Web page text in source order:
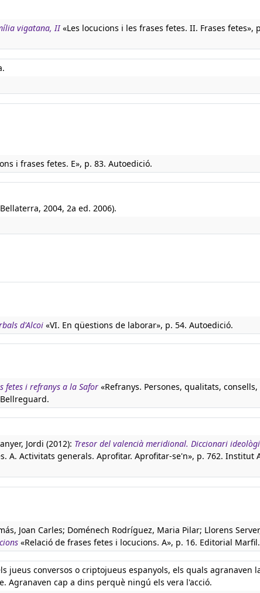
vigatana, II«Les locucions i les frases fetes. II. Frases fetes»,
i frases fetes. E», p. 83. Autoedició.
2004, 2a ed. 2006).
d'Alcoi «VI. En qüestions de laborar», p. 54. Autoedició.
fetes i refranys a la Safor «Refranys. Persones, qualitats, consells,
Jordi (2012): Tresor del valencià meridional. Diccionari
A. Activitats generals. Aprofitar. Aprofitar-se'n», p. 762. Institut
Joan Carles; Doménech Rodríguez, Maria Pilar; Llorens
«Relació de frases fetes i locucions. A», p. 16. Editorial Marfil.
jueus conversos o criptojueus espanyols, els quals agranaven
Agranaven cap a dins perquè ningú els vera l'acció.